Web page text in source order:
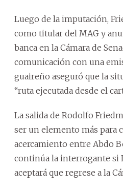
Luego de la imputación,
como titular del MAG y
banca en la Cámara de
comunicación con una
guaireño aseguró que la
“ruta ejecutada desde el
La salida de Rodolfo
ser un elemento más para
acercamiento entre Abdo
continúa la interrogante si
aceptará que regrese a la